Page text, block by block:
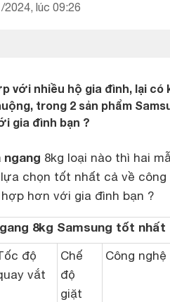
2024, lúc 09:26
với nhiều hộ gia đình, lại có
trong 2 sản phẩm
gia đình bạn ?
ngang 8kg loại nào thì hai
chọn tốt nhất cả về công
hơn với gia đình bạn ?
8kg Samsung tốt nhất
độ
vắt
Chế
độ
giặt
Công nghệ